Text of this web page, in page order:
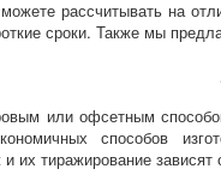
рассчитывать на
сроки. Также мы
или офсетным
способов
и их тиражирование зависят